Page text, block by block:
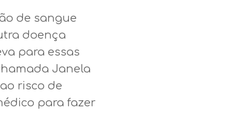
de sangue
doença
para essas
Janela
risco de
para fazer